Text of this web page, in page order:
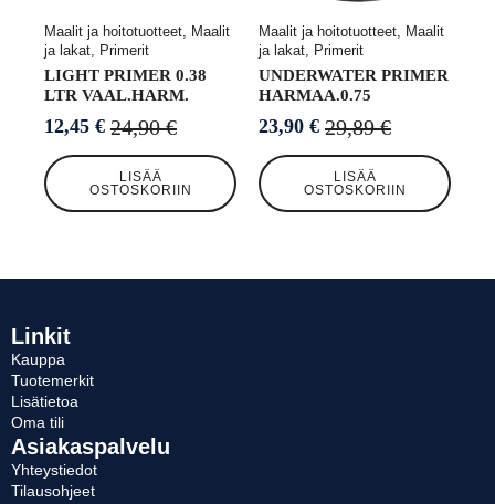
Maalit ja hoitotuotteet, Maalit
ja lakat, Primerit
LIGHT PRIMER 0.38
LTR VAAL.HARM.
24,90€
Alkuperäinen
hinta
oli:
24,90 €.
12,45 €
Nykyinen
hinta
on:
12,45 €.
LISÄÄ
OSTOSKORIIN
Maalit ja hoitotuotteet, Maalit
ja lakat, Primerit
UNDERWATER PRIMER
HARMAA.0.75
29,89€
Alkuperäinen
hinta
oli:
29,89 €.
23,90 €
Nykyinen
hinta
on:
23,90 €.
LISÄÄ
OSTOSKORIIN
Linkit
Kauppa
Tuotemerkit
Lisätietoa
Oma tili
Asiakaspalvelu
Yhteystiedot
Tilausohjeet